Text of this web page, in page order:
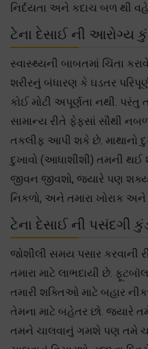
નિર્દયતા અને કદાચ બળ થી
ટેના દેસાઈ ની આરોગ્ય
સ્વાસ્થ્યની બાબતમાં ચિંતા
શરીરનું બંધારણ કે ઘડતર
કોઈ મોટી અપૂર્ણતા નથી. પરંતુ
સામાન્ય રીતે ફેફસાં સૌથી
તકલીફ આપી શકે છે. માથાનો
દુખાવો (આધાશીશી) તમની
જીવન જીવશો, જ્યારે પણ શક્ય
નિકળો, અને તમારા ખોરાક
ટેના દેસાઈ ની પસંદગી
જોશીલી સમય પસાર
તમારા માટે લાભદાયી છે.
તમારી શક્તિઓ માટે બહાર
તેમના માટે બહેતર છો. જ્યારે
તમને ચાલવાનું ગમશે પણ તમે